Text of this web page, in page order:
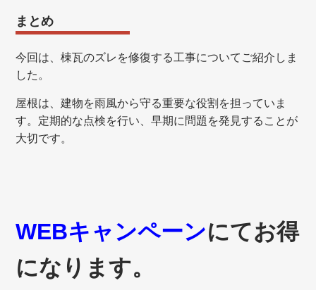
まとめ
今回は、棟瓦のズレを修復する工事についてご紹介しま
した。
屋根は、建物を雨風から守る重要な役割を担っていま
す。定期的な点検を行い、早期に問題を発見することが
大切です。
WEBキャンペーンにてお得
になります。